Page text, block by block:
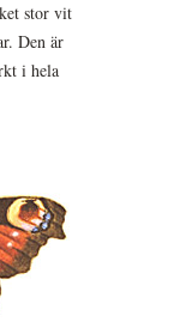
stor vit
Den är
i hela